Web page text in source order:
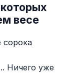
весе
сорока
Ничего уже